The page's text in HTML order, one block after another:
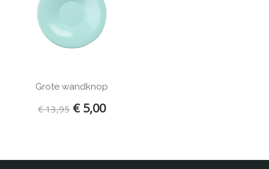
JIP
KAOS
KidWild
Klippan
Lilipinso
Lost and Found
Grote wandknop
€ 13,95 € 5,00